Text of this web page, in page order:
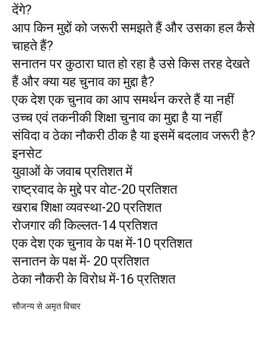
देंगे?
आप किन मुद्दों को जरूरी समझते हैं और उसका हल कैसे
चाहते हैं?
सनातन पर कुठारा घात हो रहा है उसे किस तरह देखते
हैं और क्या यह चुनाव का मुद्दा है?
एक देश एक चुनाव का आप समर्थन करते हैं या नहीं
उच्च एवं तकनीकी शिक्षा चुनाव का मुद्दा है या नहीं
संविदा व ठेका नौकरी ठीक है या इसमें बदलाव जरूरी है?
इनसेट
युवाओं के जवाब प्रतिशत में
राष्ट्रवाद के मुद्दे पर वोट-20 प्रतिशत
खराब शिक्षा व्यवस्था-20 प्रतिशत
रोजगार की किल्लत-14 प्रतिशत
एक देश एक चुनाव के पक्ष में-10 प्रतिशत
सनातन के पक्ष में- 20 प्रतिशत
ठेका नौकरी के विरोध में-16 प्रतिशत
सौजन्य से अमृत विचार